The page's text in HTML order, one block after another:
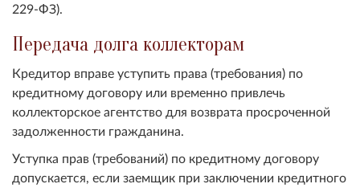
229-ФЗ).
Передача долга коллекторам
Кредитор вправе уступить права (требования) по
кредитному договору или временно привлечь
коллекторское агентство для возврата просроченной
задолженности гражданина.
Уступка прав (требований) по кредитному договору
допускается, если заемщик при заключении кредитного